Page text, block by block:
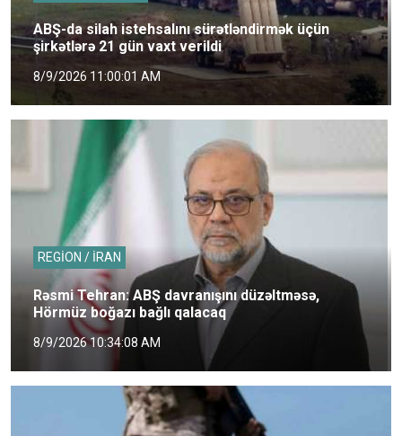
ABŞ-da silah istehsalını sürətləndirmək üçün
şirkətlərə 21 gün vaxt verildi
8/9/2026 11:00:01 AM
REGİON / İRAN
Rəsmi Tehran: ABŞ davranışını düzəltməsə,
Hörmüz boğazı bağlı qalacaq
8/9/2026 10:34:08 AM